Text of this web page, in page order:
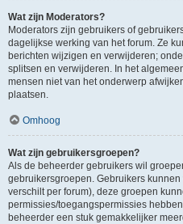
Wat zijn Moderators?
Moderators zijn gebruikers of
dagelijkse werking van het forum. Ze
berichten wijzigen en verwijderen;
splitsen en verwijderen. In het
mensen niet van het onderwerp
plaatsen.
Omhoog
Wat zijn gebruikersgroepen?
Als de beheerder gebruikers wil
gebruikersgroepen. Gebruikers
verschilt per forum), deze groepen
permissies/toegangspermissies
beheerder een stuk gemakkelijker